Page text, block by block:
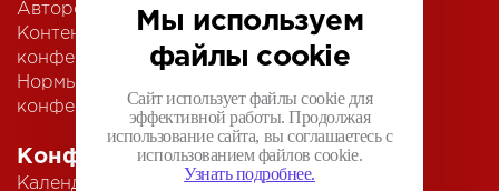
Конференции
Календарь
Автором
Контентная политика
конференции
Нормы поведения для
конференции
Мы используем
файлы cookie
Сайт использует файлы cookie для
эффективной работы. Продолжая
использование сайта, вы соглашаетесь с
использованием файлов cookie.
Узнать подробнее.